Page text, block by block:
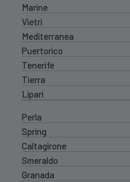
Marine
Vietri
Mediterranea
Puertorico
Tenerife
Tierra
Lipari
Perla
Spring
Caltagirone
Smeraldo
Granada